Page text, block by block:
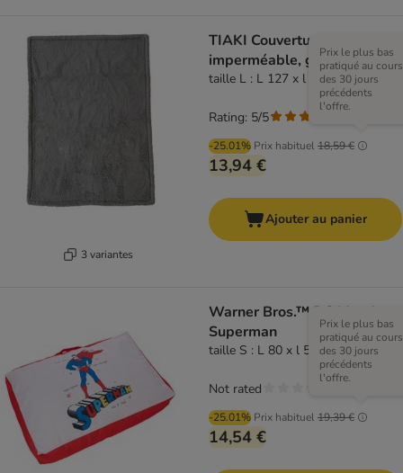
3 variantes
TIAKI Couverture
imperméable, grise
taille L : L 127 x l 101 cm
-25.01% Prix habituel18,59 €
Prix le plus bas
pratiqué au cours
des 30 jours
précédents
l'offre.
13,94 €
Rating: 5/5
Ajouter au panier
Warner Bros.™ DC Matelas
Superman
taille S : L 80 x l 50 x H 15 cm
-25.01% Prix habituel19,39 €
Prix le plus bas
pratiqué au cours
des 30 jours
précédents
l'offre.
14,54 €
Not rated